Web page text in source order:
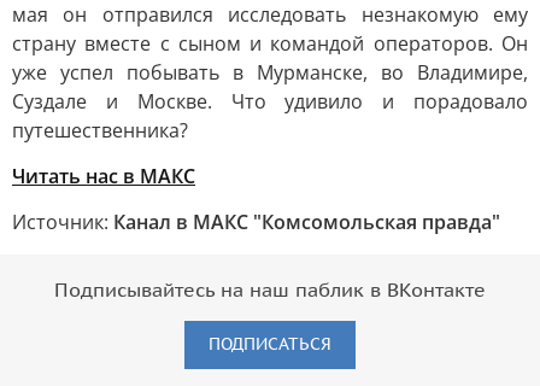
мая он отправился исследовать незнакомую ему
страну вместе с сыном и командой операторов. Он
уже успел побывать в Мурманске, во Владимире,
Суздале и Москве. Что удивило и порадовало
путешественника?
Читать нас в MАКС
Источник: Канал в МАКС "Комсомольская правда"
Подписывайтесь на наш паблик в ВКонтакте
ПОДПИСАТЬСЯ